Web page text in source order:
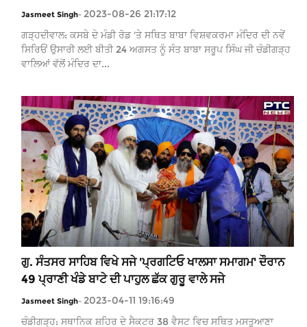
Jasmeet Singh- 2023-08-26 21:17:12
ਗੜ੍ਹਦੀਵਾਲ: ਕਸਬੇ ਦੇ ਮੰਡੀ ਰੋਡ 'ਤੇ ਸਥਿਤ ਬਾਬਾ ਵਿਸ਼ਵਕਰਮਾ ਮੰਦਿਰ ਦੀ ਨਵੇਂ
ਸਿਰਿਓਂ ਉਸਾਰੀ ਲਈ ਬੀਤੀ 24 ਅਗਸਤ ਨੂੰ ਸੰਤ ਬਾਬਾ ਸਰੂਪ ਸਿੰਘ ਜੀ ਚੰਡੀਗੜ੍ਹ
ਵਾਲਿਆਂ ਵੱਲੋਂ ਮੰਦਿਰ ਦਾ...
ਗੁ. ਸੰਤਸਰ ਸਾਹਿਬ ਵਿਖੇ ਸਜੇ 'ਪ੍ਰਗਟਿਓ ਖਾਲਸਾ ਸਮਾਗਮ' ਦੌਰਾਨ
49 ਪ੍ਰਾਣੀ ਖੰਡੇ ਬਾਟੇ ਦੀ ਪਾਹੁਲ ਛੱਕ ਗੁਰੂ ਵਾਲੇ ਸਜੇ
Jasmeet Singh- 2023-04-11 19:16:49
ਚੰਡੀਗੜ੍ਹ: ਸਥਾਨਿਕ ਸ਼ਹਿਰ ਦੇ ਸੈਕਟਰ 38 ਵੈਸਟ ਵਿਚ ਸਥਿਤ ਮਸਤੂਆਣਾ